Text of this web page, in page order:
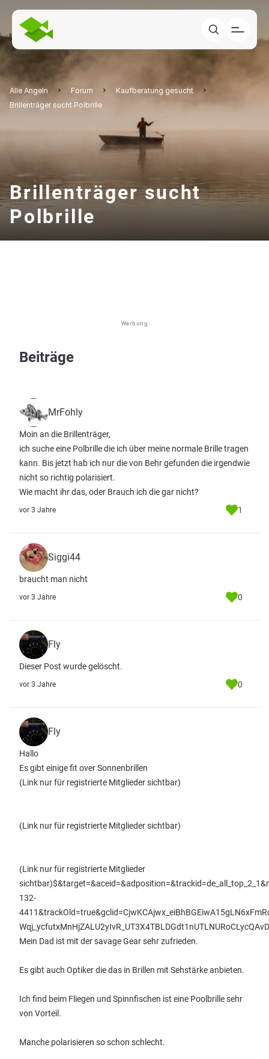
Alle Angeln Forum
Kaufberatung gesucht
Brillenträger sucht Polbrille
Brillenträger sucht
Polbrille
Werbung
Beiträge
MrFohly
Moin an die Brillenträger,
ich suche eine Polbrille die ich über meine normale Brille tragen
kann. Bis jetzt hab ich nur die von Behr gefunden die irgendwie
nicht so richtig polarisiert.
Wie macht ihr das, oder Brauch ich die gar nicht?
vor 3 Jahre 1
Siggi44
braucht man nicht
vor 3 Jahre 0
Fly
Dieser Post wurde gelöscht.
vor 3 Jahre 0
Fly
Hallo
Es gibt einige fit over Sonnenbrillen
(Link nur für registrierte Mitglieder sichtbar)
(Link nur für registrierte Mitglieder sichtbar)
(Link nur für registrierte Mitglieder
sichtbar)
132-
Mein Dad ist mit der savage Gear sehr zufrieden.
Es gibt auch Optiker die das in Brillen mit Sehstärke anbieten.
Ich find beim Fliegen und Spinnfischen ist eine Poolbrille sehr
von Vorteil.
Manche polarisieren so schon schlecht.